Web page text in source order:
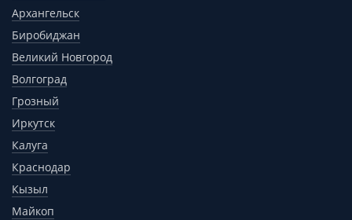
Архангельск
Биробиджан
Великий Новгород
Волгоград
Грозный
Иркутск
Калуга
Краснодар
Кызыл
Майкоп